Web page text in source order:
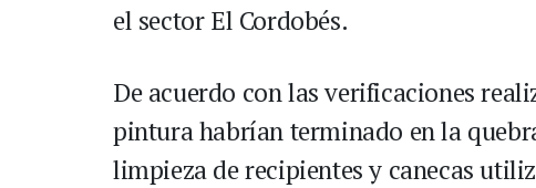
el sector El Cordobés.
De acuerdo con las verificaciones
pintura habrían terminado en la
limpieza de recipientes y canecas